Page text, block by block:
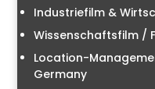
Industriefilm &
Wissenschaftsfilm /
Location-
Germany